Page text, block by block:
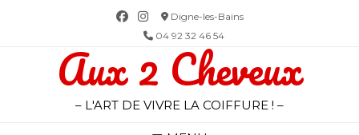
Digne-les-Bains
04 92 32 46 54
Aux 2 Cheveux
– L'ART DE VIVRE LA COIFFURE ! –